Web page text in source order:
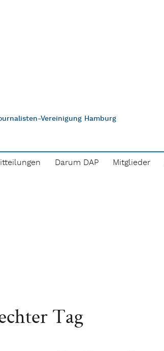
Vereinigung Hamburg
Darum DAP Mitglieder
Tag